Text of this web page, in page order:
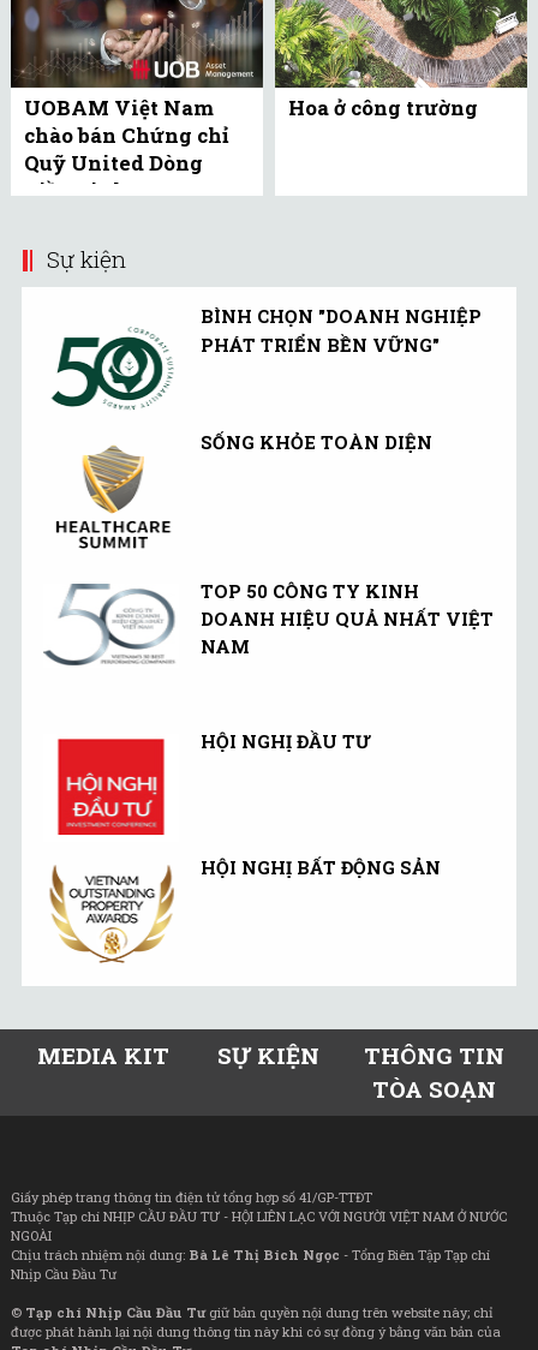
UOBAM Việt Nam
chào bán Chứng chỉ
Quỹ United Dòng
Tiền Linh Hoạt
Hoa ở công trường
Sự kiện
BÌNH CHỌN "DOANH NGHIỆP
PHÁT TRIỂN BỀN VỮNG"
SỐNG KHỎE TOÀN DIỆN
TOP 50 CÔNG TY KINH
DOANH HIỆU QUẢ NHẤT VIỆT
NAM
HỘI NGHỊ ĐẦU TƯ
HỘI NGHỊ BẤT ĐỘNG SẢN
MEDIA KIT SỰ KIỆN
THÔNG TIN
TÒA SOẠN
Giấy phép trang thông tin điện tử tổng hợp số 41/GP-TTĐT
Thuộc Tạp chí NHỊP CẦU ĐẦU TƯ - HỘI LIÊN LẠC VỚI NGƯỜI VIỆT NAM Ở NƯỚC
NGOÀI
Chịu trách nhiệm nội dung: Bà Lê Thị Bích Ngọc - Tổng Biên Tập Tạp chí
Nhịp Cầu Đầu Tư
© Tạp chí Nhịp Cầu Đầu Tưgiữ bản quyền nội dung trên website này; chỉ
được phát hành lại nội dung thông tin này khi có sự đồng ý bằng văn bản của